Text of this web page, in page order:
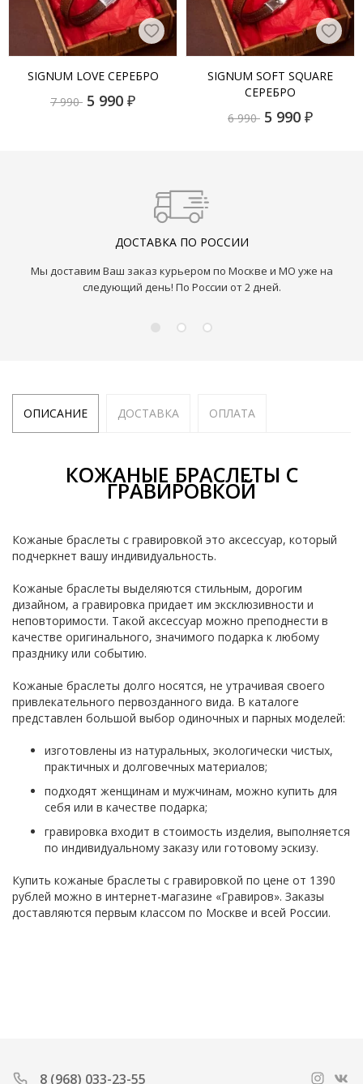
SIGNUM LOVE СЕРЕБРО
7 990 5 990 ₽
SIGNUM SOFT SQUARE
СЕРЕБРО
6 990 5 990 ₽
ДОСТАВКА ПО РОССИИ
Мы доставим Ваш заказ курьером по Москве и МО уже на
следующий день! По России от 2 дней.
ОПИСАНИЕ ДОСТАВКА ОПЛАТА
КОЖАНЫЕ БРАСЛЕТЫ С
ГРАВИРОВКОЙ
Кожаные браслеты с гравировкой это аксессуар, который
подчеркнет вашу индивидуальность.
Кожаные браслеты выделяются стильным, дорогим
дизайном, а гравировка придает им эксклюзивности и
неповторимости. Такой аксессуар можно преподнести в
качестве оригинального, значимого подарка к любому
празднику или событию.
Кожаные браслеты долго носятся, не утрачивая своего
привлекательного первозданного вида. В каталоге
представлен большой выбор одиночных и парных моделей:
изготовлены из натуральных, экологически чистых,
практичных и долговечных материалов;
подходят женщинам и мужчинам, можно купить для
себя или в качестве подарка;
гравировка входит в стоимость изделия, выполняется
по индивидуальному заказу или готовому эскизу.
Купить кожаные браслеты с гравировкой по цене от 1390
рублей можно в интернет-магазине «Гравиров». Заказы
доставляются первым классом по Москве и всей России.
8 (968) 033-23-55